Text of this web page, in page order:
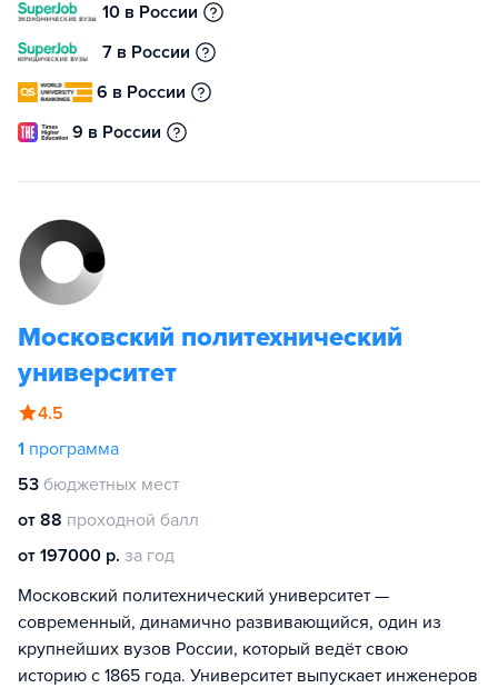
10 в России
7 в России
6 в России
9 в России
Московский политехнический
университет
4.5
1 программа
53 бюджетных мест
от 88 проходной балл
от 197000 р. за год
Московский политехнический университет —
современный, динамично развивающийся, один из
крупнейших вузов России, который ведёт свою
историю с 1865 года. Университет выпускает инженеров